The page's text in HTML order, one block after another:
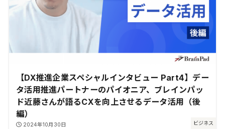
ビジネス
【DX推進企業スペシャルインタビュー Part4】デー
タ活用推進パートナーのパイオニア、ブレインパッ
ド近藤さんが語るCXを向上させるデータ活用（後
編）
2024年10月30日